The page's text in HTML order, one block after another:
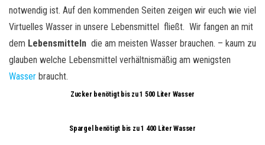
notwendig ist. Auf den kommenden Seiten zeigen wir euch wie viel
Virtuelles Wasser in unsere Lebensmittel fließt. Wir fangen an mit
dem Lebensmitteln die am meisten Wasser brauchen. – kaum zu
glauben welche Lebensmittel verhältnismäßig am wenigsten
Wasser braucht.
Zucker benötigt bis zu 1 500 Liter Wasser
Spargel benötigt bis zu 1 400 Liter Wasser